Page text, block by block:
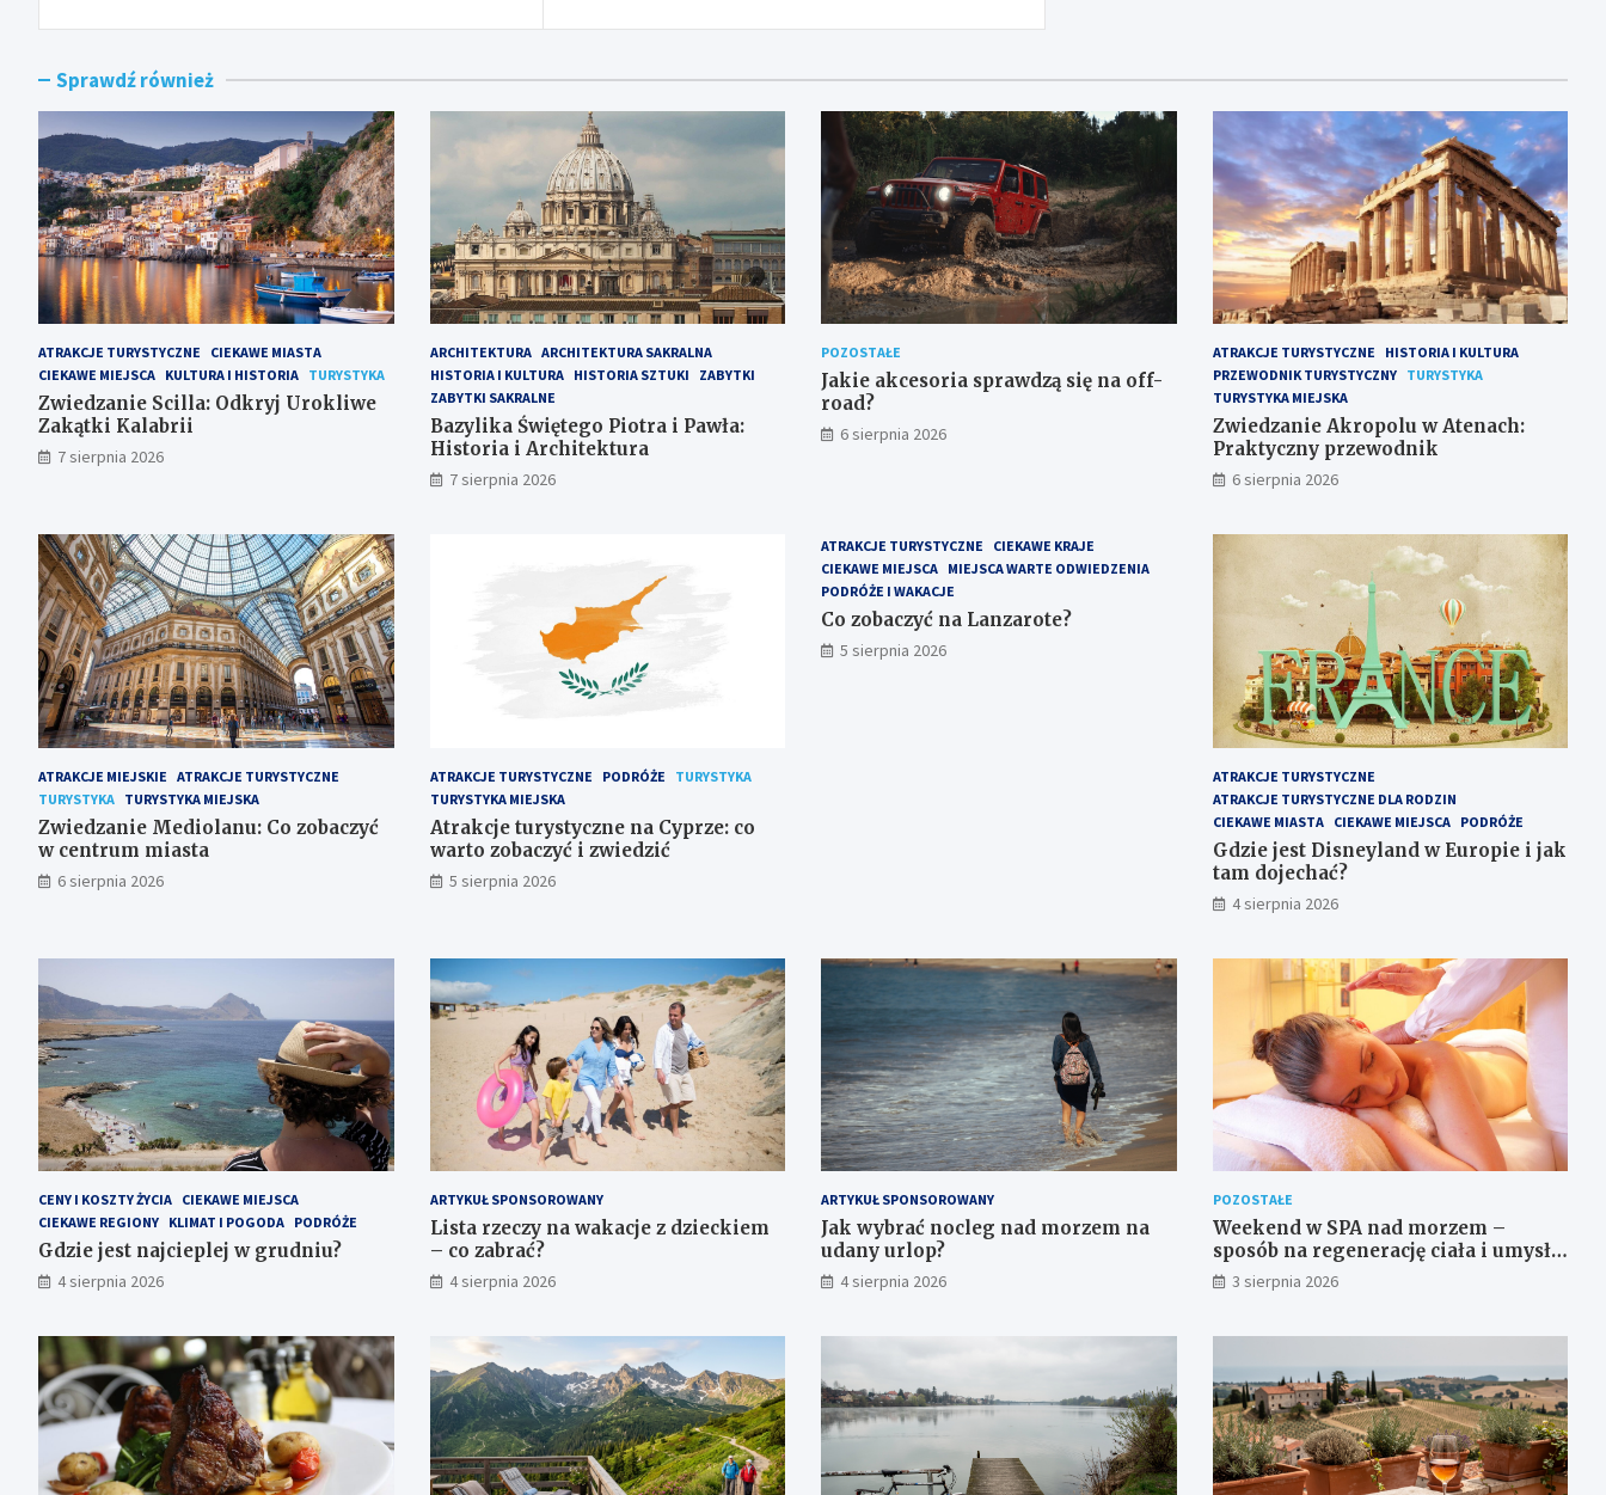
Sprawdź również
ATRAKCJE TURYSTYCZNE
CIEKAWE MIASTA
CIEKAWE MIEJSCA KULTURA I HISTORIA TURYSTYKA
Zwiedzanie Scilla: Odkryj Urokliwe
Zakątki Kalabrii
7 sierpnia 2026
ARCHITEKTURA ARCHITEKTURA SAKRALNA
HISTORIA I KULTURA
HISTORIA SZTUKI
ZABYTKI
ZABYTKI SAKRALNE
Bazylika Świętego Piotra i Pawła:
Historia i Architektura
7 sierpnia 2026
POZOSTAŁE
Jakie akcesoria sprawdzą się na off-
road?
6 sierpnia 2026
ATRAKCJE TURYSTYCZNE
HISTORIA I KULTURA
PRZEWODNIK TURYSTYCZNY
TURYSTYKA
TURYSTYKA MIEJSKA
Zwiedzanie Akropolu w Atenach:
Praktyczny przewodnik
6 sierpnia 2026
ATRAKCJE MIEJSKIE ATRAKCJE TURYSTYCZNE
TURYSTYKA TURYSTYKA MIEJSKA
Zwiedzanie Mediolanu: Co zobaczyć
w centrum miasta
6 sierpnia 2026
ATRAKCJE TURYSTYCZNE PODRÓŻE
TURYSTYKA
TURYSTYKA MIEJSKA
Atrakcje turystyczne na Cyprze: co
warto zobaczyć i zwiedzić
5 sierpnia 2026
ATRAKCJE TURYSTYCZNE
CIEKAWE KRAJE
CIEKAWE MIEJSCA MIEJSCA WARTE ODWIEDZENIA
PODRÓŻE I WAKACJE
Co zobaczyć na Lanzarote?
5 sierpnia 2026
ATRAKCJE TURYSTYCZNE
ATRAKCJE TURYSTYCZNE DLA RODZIN
CIEKAWE MIASTA
CIEKAWE MIEJSCA PODRÓŻE
Gdzie jest Disneyland w Europie i jak
tam dojechać?
4 sierpnia 2026
CENY I KOSZTY ŻYCIA CIEKAWE MIEJSCA
CIEKAWE REGIONY KLIMAT I POGODA PODRÓŻE
Gdzie jest najcieplej w grudniu?
4 sierpnia 2026
ARTYKUŁ SPONSOROWANY
Lista rzeczy na wakacje z dzieckiem
– co zabrać?
4 sierpnia 2026
ARTYKUŁ SPONSOROWANY
Jak wybrać nocleg nad morzem na
udany urlop?
4 sierpnia 2026
POZOSTAŁE
Weekend w SPA nad morzem –
sposób na regenerację ciała i umysłu
w wyjątkowym otoczeniu
3 sierpnia 2026